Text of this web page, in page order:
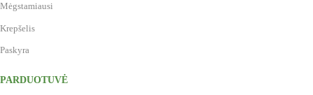
Mėgstamiausi
Krepšelis
Paskyra
PARDUOTUVĖ